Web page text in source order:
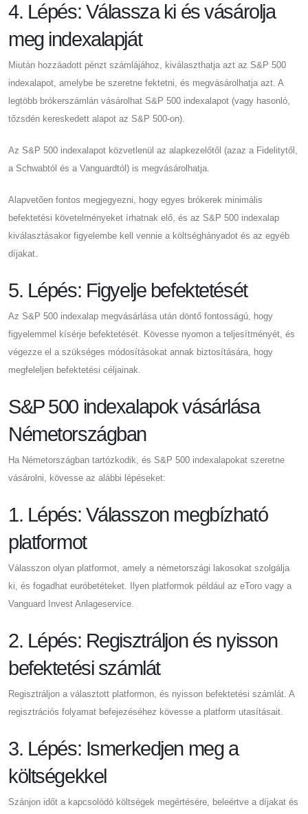
4. Lépés: Válassza ki és vásárolja
meg indexalapját
Miután hozzáadott pénzt számlájához, kiválaszthatja azt az S&P 500
indexalapot, amelybe be szeretne fektetni, és megvásárolhatja azt. A
legtöbb brókerszámlán vásárolhat S&P 500 indexalapot (vagy hasonló,
tőzsdén kereskedett alapot az S&P 500-on).
Az S&P 500 indexalapot közvetlenül az alapkezelőtől (azaz a Fidelitytől,
a Schwabtól és a Vanguardtól) is megvásárolhatja.
Alapvetően fontos megjegyezni, hogy egyes brókerek minimális
befektetési követelményeket írhatnak elő, és az S&P 500 indexalap
kiválasztásakor figyelembe kell vennie a költséghányadot és az egyéb
díjakat.
5. Lépés: Figyelje befektetését
Az S&P 500 indexalap megvásárlása után döntő fontosságú, hogy
figyelemmel kísérje befektetését. Kövesse nyomon a teljesítményét, és
végezze el a szükséges módosításokat annak biztosítására, hogy
megfeleljen befektetési céljainak.
S&P 500 indexalapok vásárlása
Németországban
Ha Németországban tartózkodik, és S&P 500 indexalapokat szeretne
vásárolni, kövesse az alábbi lépéseket:
1. Lépés: Válasszon megbízható
platformot
Válasszon olyan platformot, amely a németországi lakosokat szolgálja
ki, és fogadhat euróbetéteket. Ilyen platformok például az eToro vagy a
Vanguard Invest Anlageservice.
2. Lépés: Regisztráljon és nyisson
befektetési számlát
Regisztráljon a választott platformon, és nyisson befektetési számlát. A
regisztrációs folyamat befejezéséhez kövesse a platform utasításait.
3. Lépés: Ismerkedjen meg a
költségekkel
Szánjon időt a kapcsolódó költségek megértésére, beleértve a díjakat és